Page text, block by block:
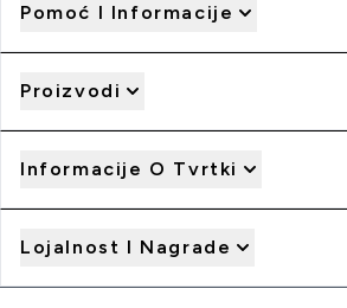
Pomoć I Informacije
Proizvodi
Informacije O Tvrtki
Lojalnost I Nagrade